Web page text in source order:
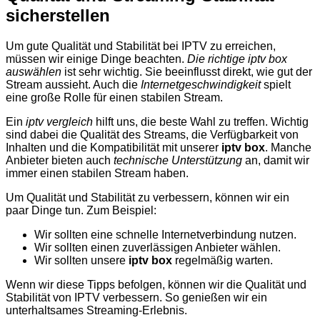
sicherstellen
Um gute Qualität und Stabilität bei IPTV zu erreichen,
müssen wir einige Dinge beachten. Die richtige iptv box
auswählen ist sehr wichtig. Sie beeinflusst direkt, wie gut der
Stream aussieht. Auch die Internetgeschwindigkeitspielt
eine große Rolle für einen stabilen Stream.
Ein iptv vergleich hilft uns, die beste Wahl zu treffen. Wichtig
sind dabei die Qualität des Streams, die Verfügbarkeit von
Inhalten und die Kompatibilität mit unserer iptv box. Manche
Anbieter bieten auch technische Unterstützung an, damit wir
immer einen stabilen Stream haben.
Um Qualität und Stabilität zu verbessern, können wir ein
paar Dinge tun. Zum Beispiel:
Wir sollten eine schnelle Internetverbindung nutzen.
Wir sollten einen zuverlässigen Anbieter wählen.
Wir sollten unsere iptv box regelmäßig warten.
Wenn wir diese Tipps befolgen, können wir die Qualität und
Stabilität von IPTV verbessern. So genießen wir ein
unterhaltsames Streaming-Erlebnis.